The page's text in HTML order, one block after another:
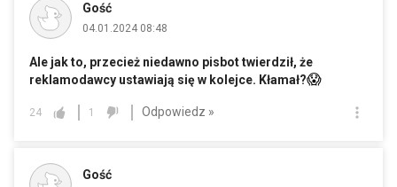
Gość
04.01.2024 08:48
Ale jak to, przecież niedawno pisbot twierdził, że
reklamodawcy ustawiają się w kolejce. Kłamał?😱
24 1 Odpowiedz »
Gość